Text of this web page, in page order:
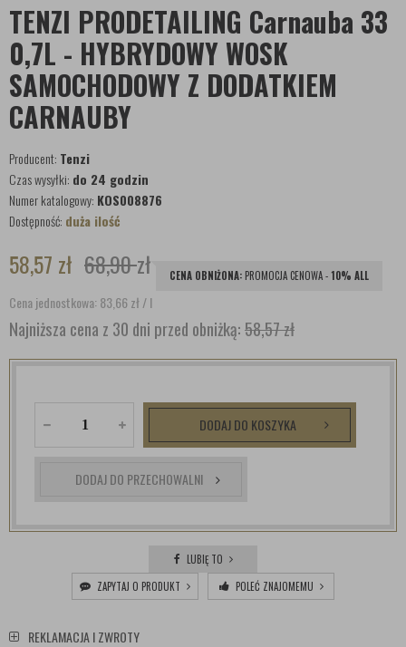
TENZI PRODETAILING Carnauba 33
0,7L - HYBRYDOWY WOSK
SAMOCHODOWY Z DODATKIEM
CARNAUBY
Producent: Tenzi
Czas wysyłki: do 24 godzin
Numer katalogowy: KOS008876
Dostępność: duża ilość
58,57 zł 68,90zł CENA OBNIŻONA: PROMOCJA CENOWA -10% ALL
Cena jednostkowa: 83,66zł/ l
Najniższa cena z 30 dni przed obniżką:58,57 zł
DODAJ DO KOSZYKA
DODAJ DO PRZECHOWALNI
LUBIĘ TO
ZAPYTAJ O PRODUKT
POLEĆ ZNAJOMEMU
REKLAMACJA I ZWROTY